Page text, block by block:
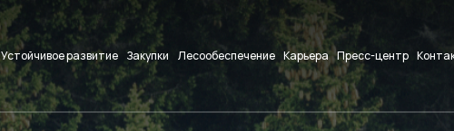
Устойчивое развитие Закупки Лесообеспечение Карьера Пресс-центр